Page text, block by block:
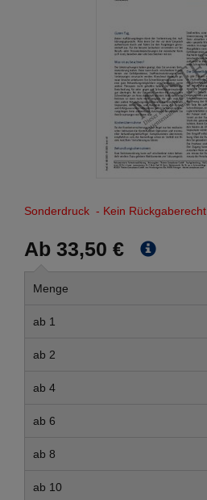
Sonderdruck - Kein Rückgaberecht
Ab 33,50 €
Menge
ab 1
ab 2
ab 4
ab 6
ab 8
ab 10